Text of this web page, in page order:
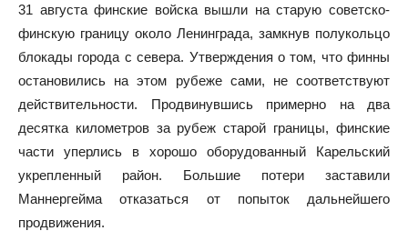
31 августа финские войска вышли на старую советско-
финскую границу около Ленинграда, замкнув полукольцо
блокады города с севера. Утверждения о том, что финны
остановились на этом рубеже сами, не соответствуют
действительности. Продвинувшись примерно на два
десятка километров за рубеж старой границы, финские
части уперлись в хорошо оборудованный Карельский
укрепленный район. Большие потери заставили
Маннергейма отказаться от попыток дальнейшего
продвижения.